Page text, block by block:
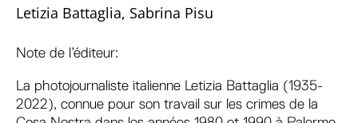
Letizia Battaglia, Sabrina Pisu
Note de l’éditeur:
La photojournaliste italienne Letizia Battaglia (1935-
2022), connue pour son travail sur les crimes de la